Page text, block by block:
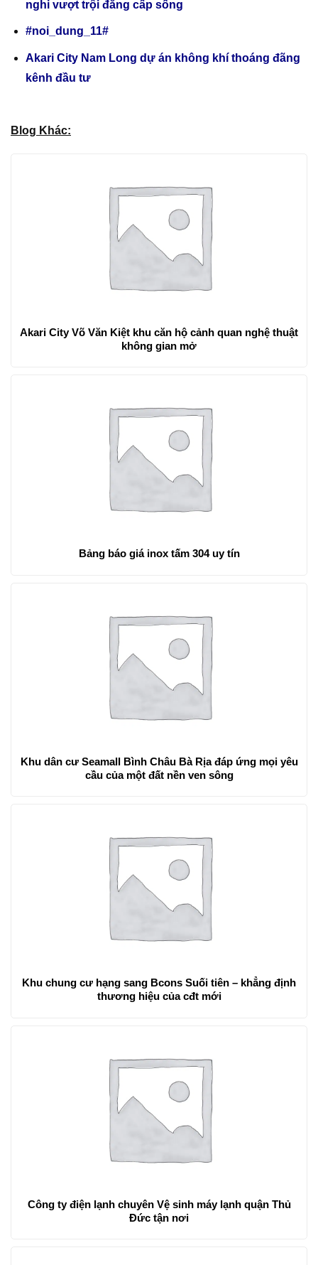
nghi vượt trội đẳng cấp sống
#noi_dung_11#
Akari City Nam Long dự án không khí thoáng đãng
kênh đầu tư
Blog Khác:
Akari City Võ Văn Kiệt khu căn hộ cảnh quan nghệ thuật
không gian mở
Bảng báo giá inox tấm 304 uy tín
Khu dân cư Seamall Bình Châu Bà Rịa đáp ứng mọi yêu
cầu của một đất nền ven sông
Khu chung cư hạng sang Bcons Suối tiên – khẳng định
thương hiệu của cđt mới
Công ty điện lạnh chuyên Vệ sinh máy lạnh quận Thủ
Đức tận nơi